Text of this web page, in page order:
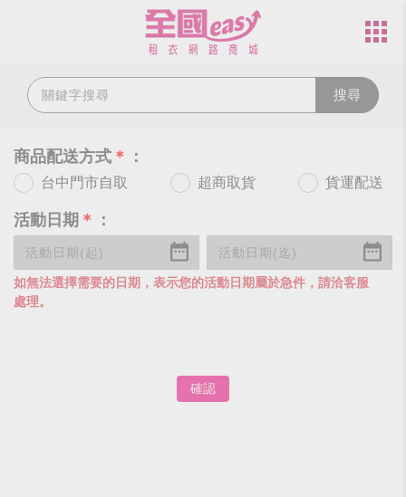
搜尋
商品配送方式 ＊ ：
台中門市自取 超商取貨 貨運配送
活動日期 ＊ ：
如無法選擇需要的日期，表示您的活動日期屬於急件，請洽客服
處理。
確認